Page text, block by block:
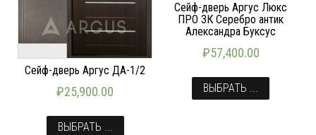
Сейф-дверь Аргус ДА-1/2
₽25,900.00
ВЫБРАТЬ ...
Сейф-дверь Аргус Люкс
ПРО 3К Серебро антик
Александра Буксус
₽57,400.00
ВЫБРАТЬ ...